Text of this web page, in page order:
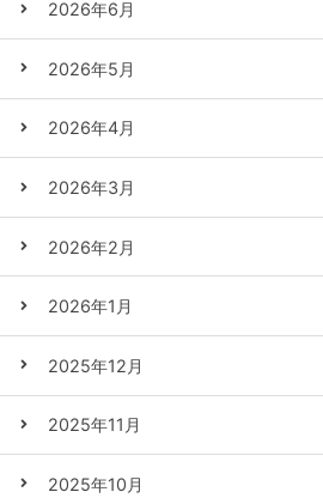
2026年6月
2026年5月
2026年4月
2026年3月
2026年2月
2026年1月
2025年12月
2025年11月
2025年10月